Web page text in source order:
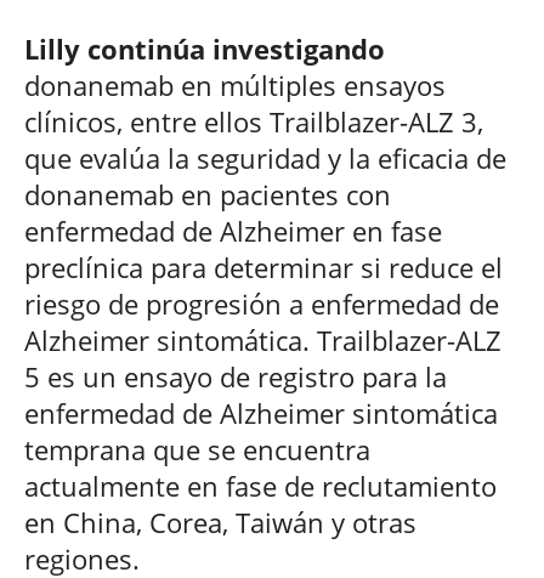
Lilly continúa investigando
donanemab en múltiples ensayos
clínicos, entre ellos Trailblazer-ALZ 3,
que evalúa la seguridad y la eficacia de
donanemab en pacientes con
enfermedad de Alzheimer en fase
preclínica para determinar si reduce el
riesgo de progresión a enfermedad de
Alzheimer sintomática. Trailblazer-ALZ
5 es un ensayo de registro para la
enfermedad de Alzheimer sintomática
temprana que se encuentra
actualmente en fase de reclutamiento
en China, Corea, Taiwán y otras
regiones.